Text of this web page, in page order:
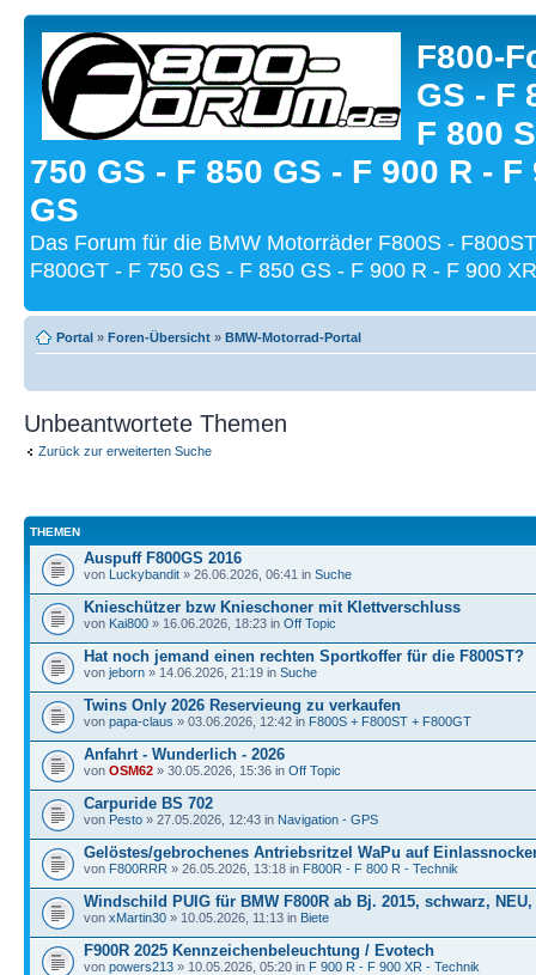
F800-
GS - F
F 800
750 GS - F 850 GS - F 900 R - F
GS
Das Forum für die BMW Motorräder F800S -
F800GT - F 750 GS - F 850 GS - F 900 R - F 900
Portal » Foren-Übersicht » BMW-Motorrad-Portal
Unbeantwortete Themen
Zurück zur erweiterten Suche
THEMEN
Auspuff F800GS 2016
von Luckybandit » 26.06.2026, 06:41 in Suche
Knieschützer bzw Knieschoner mit Klettverschluss
von Kai800 » 16.06.2026, 18:23 in Off Topic
Hat noch jemand einen rechten Sportkoffer für die F800ST?
von jeborn » 14.06.2026, 21:19 in Suche
Twins Only 2026 Reservieung zu verkaufen
von papa-claus » 03.06.2026, 12:42 in F800S + F800ST + F800GT
Anfahrt - Wunderlich - 2026
von OSM62 » 30.05.2026, 15:36 in Off Topic
Carpuride BS 702
von Pesto » 27.05.2026, 12:43 in Navigation - GPS
Gelöstes/gebrochenes Antriebsritzel WaPu auf
von F800RRR » 26.05.2026, 13:18 in F800R - F 800 R - Technik
Windschild PUIG für BMW F800R ab Bj. 2015, schwarz, NEU,
von xMartin30 » 10.05.2026, 11:13 in Biete
F900R 2025 Kennzeichenbeleuchtung / Evotech
von powers213 » 10.05.2026, 05:20 in F 900 R - F 900 XR - Technik